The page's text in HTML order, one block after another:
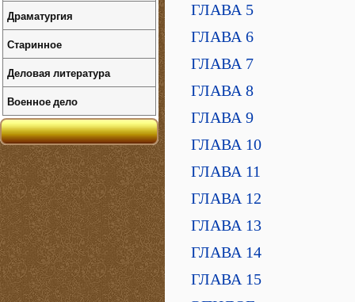
ГЛАВА 5
ГЛАВА 6
ГЛАВА 7
ГЛАВА 8
ГЛАВА 9
ГЛАВА 10
ГЛАВА 11
ГЛАВА 12
ГЛАВА 13
ГЛАВА 14
ГЛАВА 15
Драматургия
Старинное
Деловая литература
Военное дело